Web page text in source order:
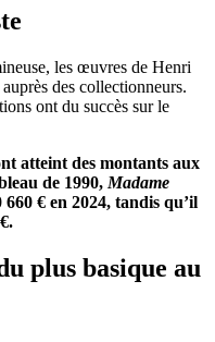
les œuvres de Henri
des collectionneurs.
ont du succès sur le
atteint des montants aux
de 1990, Madame
660 € en 2024, tandis qu’il
plus basique au